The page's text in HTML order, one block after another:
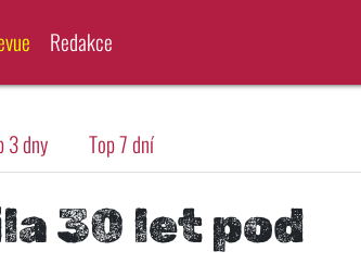
Redakce
3 dny Top 7 dní
30 let pod